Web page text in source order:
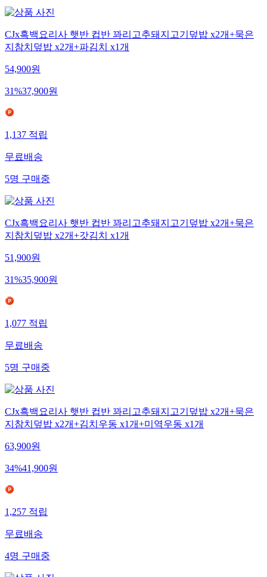
CJx흑백요리사 햇반 컵반 꽈리고추돼지고기덮밥 x2개+묵은
지참치덮밥 x2개+파김치 x1개
54,900원
31%37,900원
1,137적립
무료배송
5명구매중
CJx흑백요리사 햇반 컵반 꽈리고추돼지고기덮밥 x2개+묵은
지참치덮밥 x2개+갓김치 x1개
51,900원
31%35,900원
1,077적립
무료배송
5명구매중
CJx흑백요리사 햇반 컵반 꽈리고추돼지고기덮밥 x2개+묵은
지참치덮밥 x2개+김치우동 x1개+미역우동 x1개
63,900원
34%41,900원
1,257적립
무료배송
4명구매중